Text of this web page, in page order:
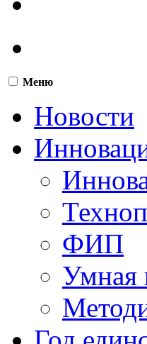
Меню
Новости
ФИП
Умная